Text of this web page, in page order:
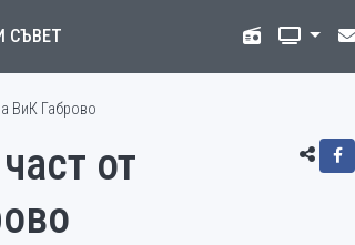
СЪВЕТ
ВиК Габрово
от